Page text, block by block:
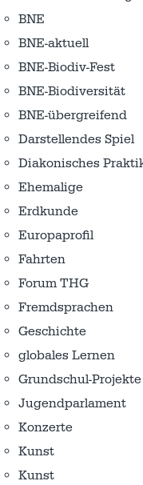
BNE
BNE-aktuell
BNE-Biodiv-Fest
BNE-Biodiversität
BNE-übergreifend
Darstellendes Spiel
Diakonisches
Ehemalige
Erdkunde
Europaprofil
Fahrten
Forum THG
Fremdsprachen
Geschichte
globales Lernen
Grundschul-Projekte
Jugendparlament
Konzerte
Kunst
Kunst